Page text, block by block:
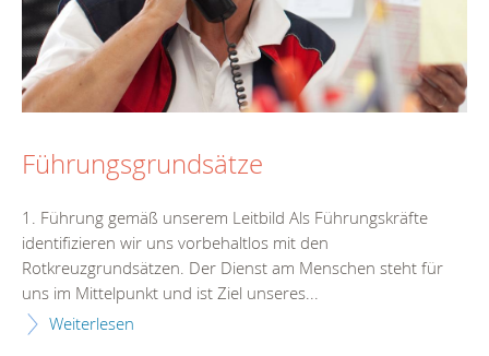
Führungsgrundsätze
1. Führung gemäß unserem Leitbild Als Führungskräfte
identifizieren wir uns vorbehaltlos mit den
Rotkreuzgrundsätzen. Der Dienst am Menschen steht für
uns im Mittelpunkt und ist Ziel unseres...
Weiterlesen